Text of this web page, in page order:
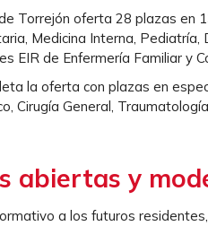
Torrejón oferta 28 plazas en
Medicina Interna,
EIR de Enfermería Familiar y
la oferta con plazas en
Cirugía General,
abiertas y
a los futuros